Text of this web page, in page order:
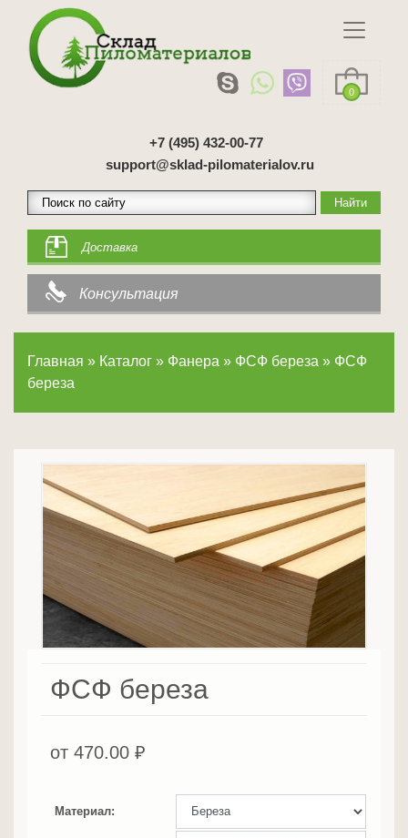
0
+7 (495) 432-00-77
support@sklad-pilomaterialov.ru
Доставка
Консультация
Главная » Каталог » Фанера » ФСФ береза » ФСФ
береза
ФСФ береза
от 470.00 ₽
Материал